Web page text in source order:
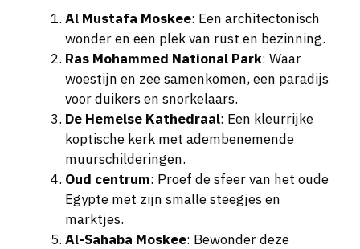
Al Mustafa Moskee: Een architectonisch
wonder en een plek van rust en bezinning.
Ras Mohammed National Park: Waar
woestijn en zee samenkomen, een paradijs
voor duikers en snorkelaars.
De Hemelse Kathedraal: Een kleurrijke
koptische kerk met adembenemende
muurschilderingen.
Oud centrum: Proef de sfeer van het oude
Egypte met zijn smalle steegjes en
marktjes.
Al-Sahaba Moskee: Bewonder deze